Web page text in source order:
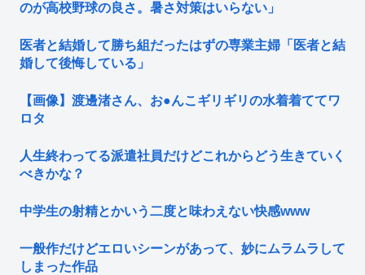
のが高校野球の良さ。暑さ対策はいらない」
医者と結婚して勝ち組だったはずの専業主婦「医者と結
婚して後悔している」
【画像】渡邊渚さん、お●んこギリギリの水着着ててワ
ロタ
人生終わってる派遣社員だけどこれからどう生きていく
べきかな？
中学生の射精とかいう二度と味わえない快感www
一般作だけどエロいシーンがあって、妙にムラムラして
しまった作品